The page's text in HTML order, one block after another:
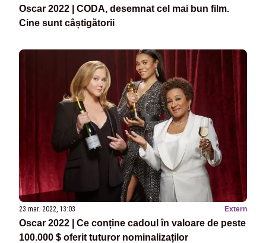
Oscar 2022 | CODA, desemnat cel mai bun film.
Cine sunt câștigătorii
23 mar. 2022, 13:03 Extern
Oscar 2022 | Ce conține cadoul în valoare de peste
100.000 $ oferit tuturor nominalizaților